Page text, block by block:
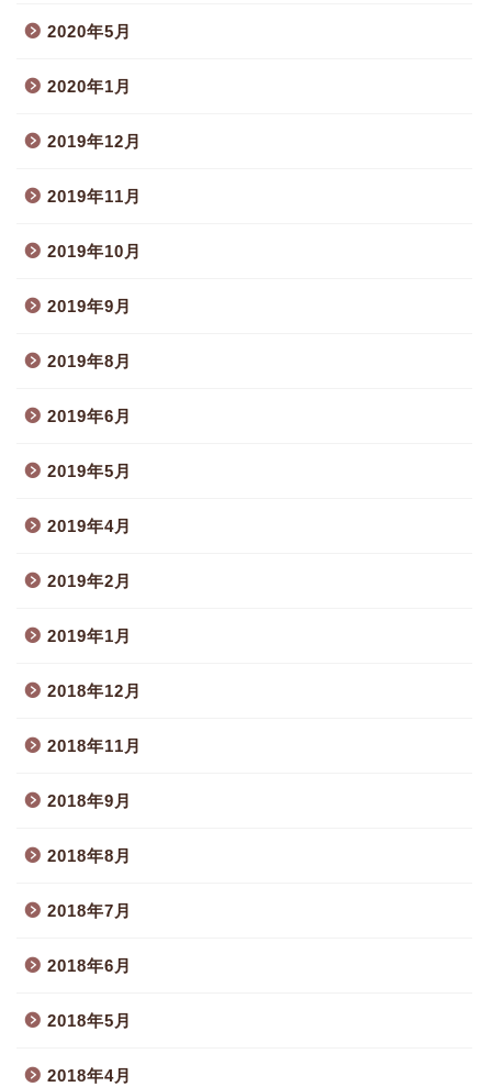
2020年5月
2020年1月
2019年12月
2019年11月
2019年10月
2019年9月
2019年8月
2019年6月
2019年5月
2019年4月
2019年2月
2019年1月
2018年12月
2018年11月
2018年9月
2018年8月
2018年7月
2018年6月
2018年5月
2018年4月